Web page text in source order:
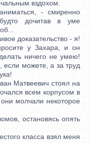
вздохом.
- смиренно
дочитав в уме
доказательство - я!
у Захара, и он
ничего не умею!
если можете, а за труд
Матвеевич стоял на
всем корпусом в
молчали некоторое
остановясь опять
класса взял меня